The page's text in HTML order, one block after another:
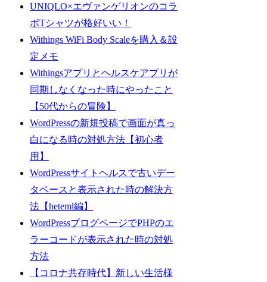
UNIQLO×エヴァンゲリオンのコラ
ボTシャツが格好いい！
Withings WiFi Body Scaleを購入＆設
定メモ
Withingsアプリとヘルスケアプリが
同期しなくなった時にやったこと
【50代からの冒険】
WordPressの新規投稿で画面が真っ
白になる時の対処方法【初心者
用】
WordPressサイトヘルスで古いデー
タベースと表示された時の解決方
法【heteml編】
WordPressブログページでPHPのエ
ラーコードが表示された時の対処
方法
【コロナ共存時代】新しい生活様